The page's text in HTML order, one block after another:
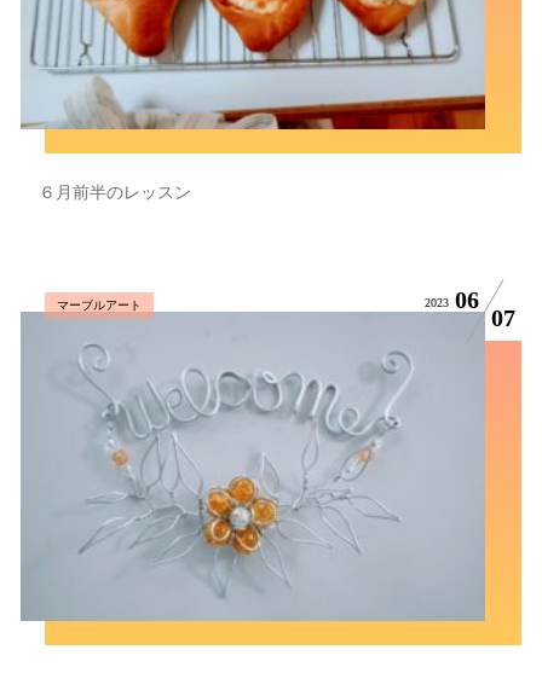
６月前半のレッスン
マーブルアート 2023 06
07